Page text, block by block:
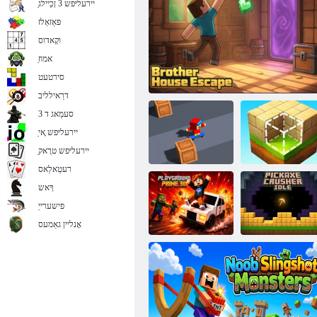
ד 3 טפַארק קַאלב
ןפיולטנַא זיוה רעדורברעדנַאלעטַאקס עכָאלעמ קַאלב
ד 3 םיירּפ
ץַאלּפליּפש
קידייל רעשַארק
סקַאקקיּפ
ַיירעליּפש 3 ןכַיילג
פּאַזאַלז
וקָאדוס
ַאמוז
סירטעט
דרַאילליב
סעמַאג ד 3
ַיירעליּפש ָאי
ַיירעליּפש טרָאק
רעטַאלַאס
ךָאש
פישערייַ
אָנליין גאַמעס